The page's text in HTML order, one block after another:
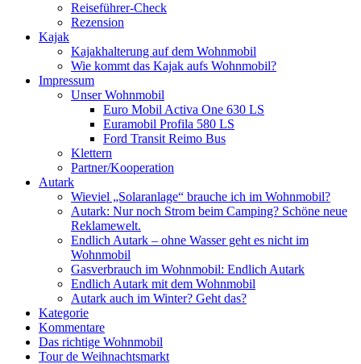
Reiseführer-Check
Rezension
Kajak
Kajakhalterung auf dem Wohnmobil
Wie kommt das Kajak aufs Wohnmobil?
Impressum
Unser Wohnmobil
Euro Mobil Activa One 630 LS
Euramobil Profila 580 LS
Ford Transit Reimo Bus
Klettern
Partner/Kooperation
Autark
Wieviel „Solaranlage“ brauche ich im Wohnmobil?
Autark: Nur noch Strom beim Camping? Schöne neue
Reklamewelt.
Endlich Autark – ohne Wasser geht es nicht im
Wohnmobil
Gasverbrauch im Wohnmobil: Endlich Autark
Endlich Autark mit dem Wohnmobil
Autark auch im Winter? Geht das?
Kategorie
Kommentare
Das richtige Wohnmobil
Tour de Weihnachtsmarkt